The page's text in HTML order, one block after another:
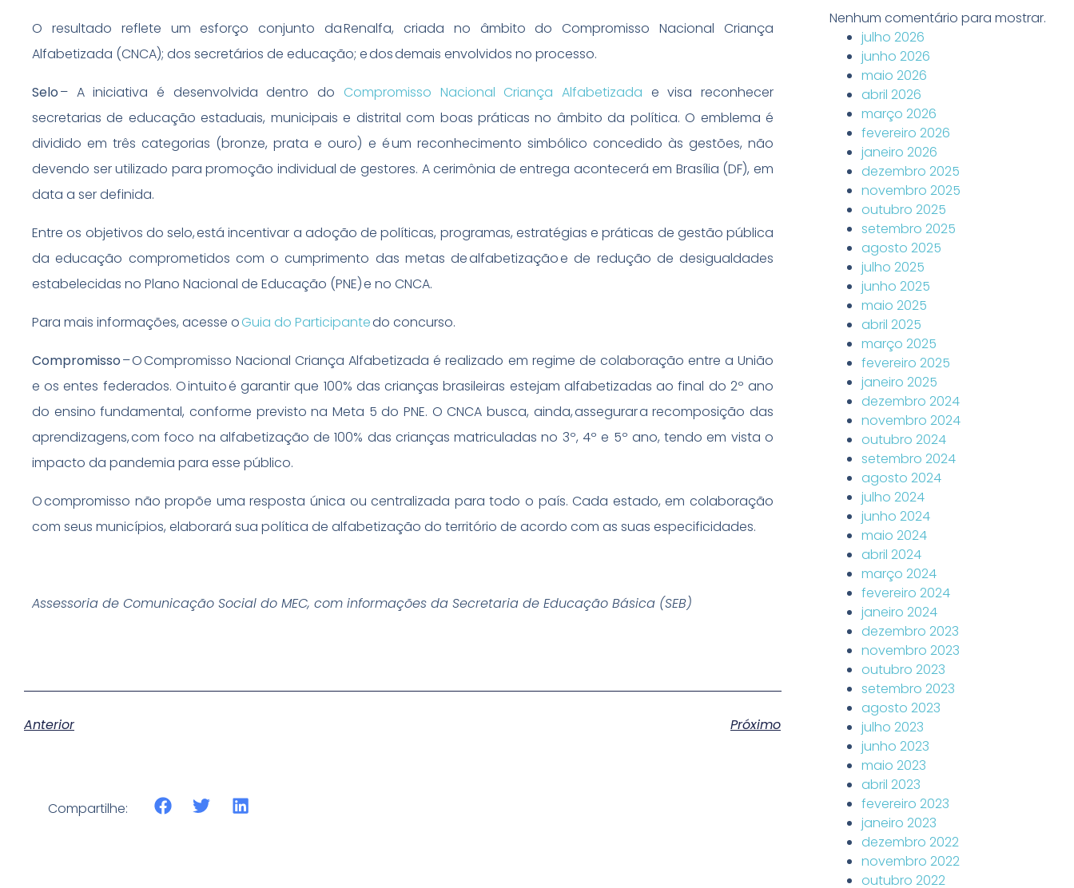
O resultado reflete um esforço conjunto da Renalfa, criada no âmbito do Compromisso Nacional Criança
Alfabetizada (CNCA); dos secretários de educação; e dos demais envolvidos no processo.
Selo– A iniciativa é desenvolvida dentro do Compromisso Nacional Criança Alfabetizada e visa reconhecer
secretarias de educação estaduais, municipais e distrital com boas práticas no âmbito da política. O emblema é
dividido em três categorias (bronze, prata e ouro) e é um reconhecimento simbólico concedido às gestões, não
devendo ser utilizado para promoção individual de gestores. A cerimônia de entrega acontecerá em Brasília (DF), em
data a ser definida.
Entre os objetivos do selo, está incentivar a adoção de políticas, programas, estratégias e práticas de gestão pública
da educação comprometidos com o cumprimento das metas de alfabetização e de redução de desigualdades
estabelecidas no Plano Nacional de Educação (PNE) e no CNCA.
Para mais informações, acesse oGuia do Participantedo concurso.
Compromisso– O Compromisso Nacional Criança Alfabetizada é realizado em regime de colaboração entre a União
e os entes federados. O intuito é garantir que 100% das crianças brasileiras estejam alfabetizadas ao final do 2º ano
do ensino fundamental, conforme previsto na Meta 5 do PNE. O CNCA busca, ainda, assegurar a recomposição das
aprendizagens, com foco na alfabetização de 100% das crianças matriculadas no 3º, 4º e 5º ano, tendo em vista o
impacto da pandemia para esse público.
O compromisso não propõe uma resposta única ou centralizada para todo o país. Cada estado, em colaboração
com seus municípios, elaborará sua política de alfabetização do território de acordo com as suas especificidades.
Assessoria de Comunicação Social do MEC, com informações da Secretaria de Educação Básica (SEB)
Anterior Próximo
Compartilhe:
Nenhum comentário para mostrar.
julho 2026
junho 2026
maio 2026
abril 2026
março 2026
fevereiro 2026
janeiro 2026
dezembro 2025
novembro 2025
outubro 2025
setembro 2025
agosto 2025
julho 2025
junho 2025
maio 2025
abril 2025
março 2025
fevereiro 2025
janeiro 2025
dezembro 2024
novembro 2024
outubro 2024
setembro 2024
agosto 2024
julho 2024
junho 2024
maio 2024
abril 2024
março 2024
fevereiro 2024
janeiro 2024
dezembro 2023
novembro 2023
outubro 2023
setembro 2023
agosto 2023
julho 2023
junho 2023
maio 2023
abril 2023
fevereiro 2023
janeiro 2023
dezembro 2022
novembro 2022
outubro 2022